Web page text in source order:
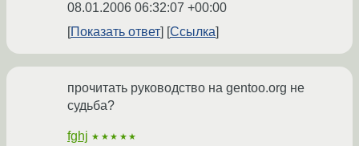
08.01.2006 06:32:07 +00:00
Показать ответ
Ссылка
прочитать руководство на gentoo.org не
судьба?
fghj ★★★★★